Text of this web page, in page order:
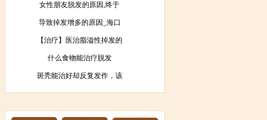
女性朋友脱发的原因,终于
导致掉发增多的原因_海口
【治疗】医治脂溢性掉发的
什么食物能治疗脱发
斑秃能治好却反复发作，该